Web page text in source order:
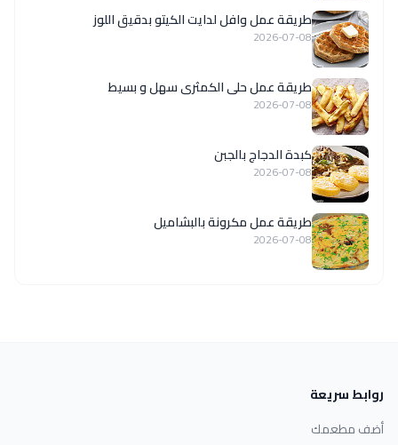
طريقة عمل وافل لدايت الكيتو بدقيق اللوز
2026-07-08
طريقة عمل حلى الكمثرى سهل و بسيط
2026-07-08
كبدة الدجاج بالجبن
2026-07-08
طريقة عمل مكرونة بالبشاميل
2026-07-08
روابط سريعة
أضف مطعمك